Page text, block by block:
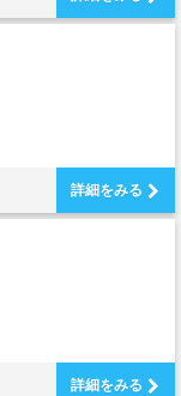
詳細をみる
詳細をみる